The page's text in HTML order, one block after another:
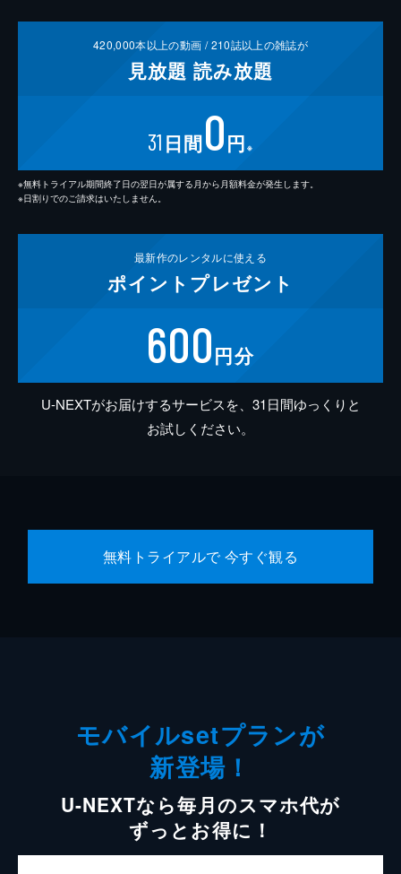
420,000本以上の動画 /210誌以上の雑誌が
見放題 読み放題
31 日間0円 ※
※無料トライアル期間終了日の翌日が属する月から月額料金が発生します。
※日割りでのご請求はいたしません。
最新作のレンタルに使える
ポイント プレゼント
600円分
U-NEXTがお届けするサービスを、31日間ゆっくりと
お試しください。
無料トライアルで 今すぐ観る
モバイルsetプランが
新登場！
U-NEXTなら毎月のスマホ代が
ずっとお得に！